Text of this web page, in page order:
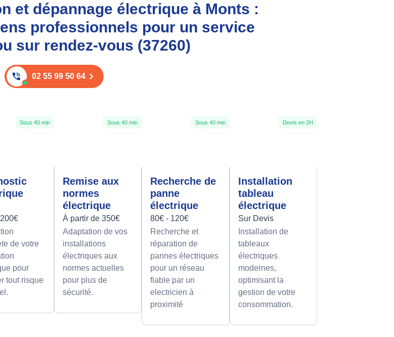
et dépannage électrique à Monts :
professionnels pour un service
sur rendez-vous (37260)
02 55 99 50 64
Sous 40 min
de votre
pour
tout risque
Sous 40 min
Remise aux
normes
électrique
À partir de 350€
Adaptation de vos
installations
électriques aux
normes actuelles
pour plus de
sécurité.
Sous 40 min
Recherche de
panne
électrique
80€ - 120€
Recherche et
réparation de
pannes électriques
pour un réseau
fiable par un
electricien à
proximité
Devis en 2H
Installation
tableau
électrique
Sur Devis
Installation de
tableaux
électriques
modernes,
optimisant la
gestion de votre
consommation.